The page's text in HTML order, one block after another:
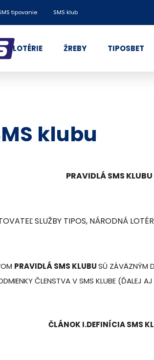
tipovanie SMS klub
LOTÉRIE ŽREBY TIPOSBET
klubu
PRAVIDLÁ SMS KLUBU
SLUŽBY TIPOS, NÁRODNÁ
PRAVIDLÁ SMS KLUBUSÚ ZÁVÄZNÝM
ČLENSTVA V SMS KLUBE (ĎALEJ AJ
ČLÁNOK I.DEFINÍCIA SMS